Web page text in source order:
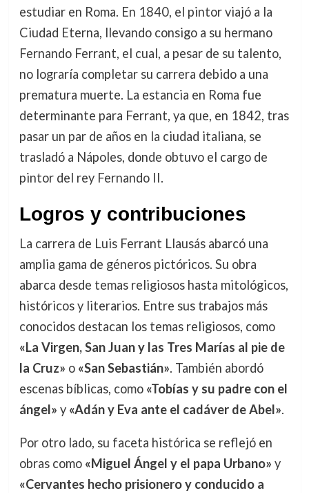
estudiar en Roma. En 1840, el pintor viajó a la
Ciudad Eterna, llevando consigo a su hermano
Fernando Ferrant, el cual, a pesar de su talento,
no lograría completar su carrera debido a una
prematura muerte. La estancia en Roma fue
determinante para Ferrant, ya que, en 1842, tras
pasar un par de años en la ciudad italiana, se
trasladó a Nápoles, donde obtuvo el cargo de
pintor del rey Fernando II.
Logros y contribuciones
La carrera de Luis Ferrant Llausás abarcó una
amplia gama de géneros pictóricos. Su obra
abarca desde temas religiosos hasta mitológicos,
históricos y literarios. Entre sus trabajos más
conocidos destacan los temas religiosos, como
«La Virgen, San Juan y las Tres Marías al pie de
la Cruz» o «San Sebastián». También abordó
escenas bíblicas, como «Tobías y su padre con el
ángel» y «Adán y Eva ante el cadáver de Abel».
Por otro lado, su faceta histórica se reflejó en
obras como «Miguel Ángel y el papa Urbano» y
«Cervantes hecho prisionero y conducido a